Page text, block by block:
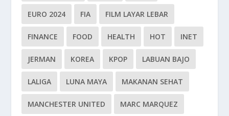
EURO 2024 FIA FILM LAYAR LEBAR
FINANCE FOOD HEALTH HOT INET
JERMAN KOREA KPOP LABUAN BAJO
LALIGA LUNA MAYA MAKANAN SEHAT
MANCHESTER UNITED MARC MARQUEZ